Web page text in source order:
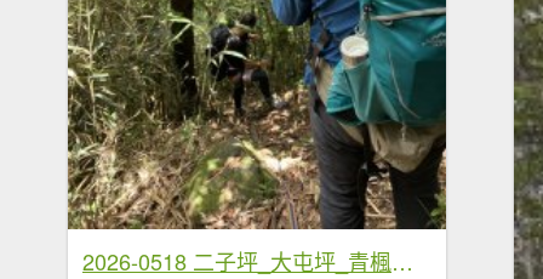
2026-0518 二子坪_大屯坪_青楓步道_猴砍水圳步道_橫嶺古道_半嶺水圳_天母圓環